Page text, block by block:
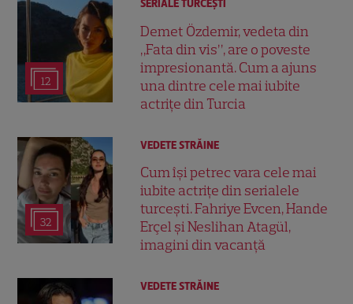
12
SERIALE TURCEŞTI
Demet Özdemir, vedeta din
„Fata din vis”, are o poveste
impresionantă. Cum a ajuns
una dintre cele mai iubite
actrițe din Turcia
32
VEDETE STRĂINE
Cum își petrec vara cele mai
iubite actrițe din serialele
turcești. Fahriye Evcen, Hande
Erçel și Neslihan Atagül,
imagini din vacanță
VEDETE STRĂINE